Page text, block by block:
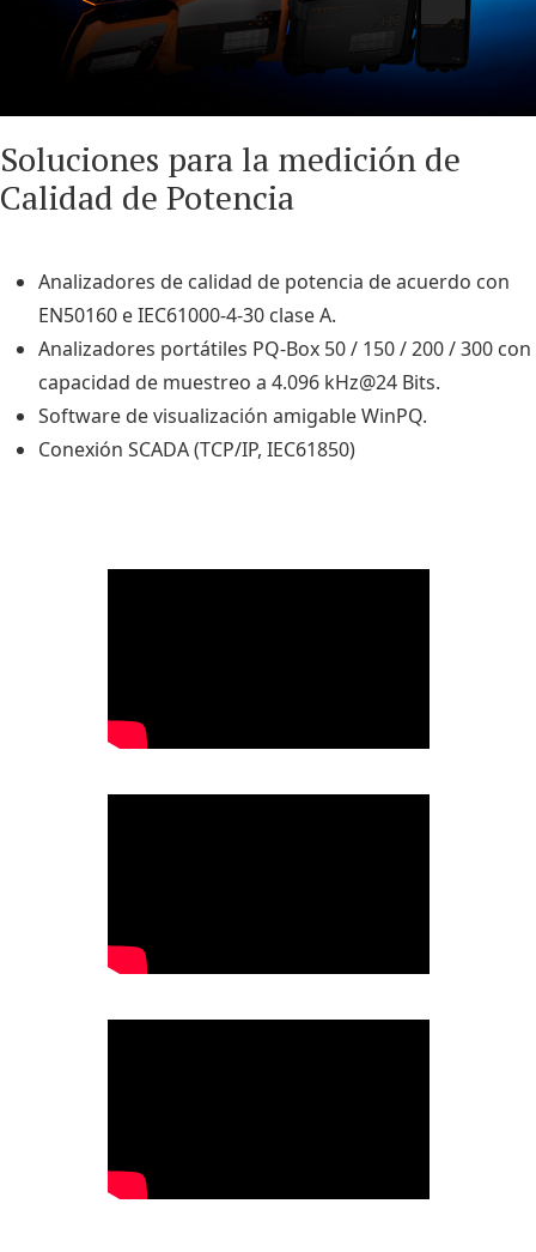
Soluciones para la medición de
Calidad de Potencia
Analizadores de calidad de potencia de acuerdo con
EN50160 e IEC61000-4-30 clase A.
Analizadores portátiles PQ-Box 50 / 150 / 200 / 300 con
capacidad de muestreo a 4.096 kHz@24 Bits.
Software de visualización amigable WinPQ.
Conexión SCADA (TCP/IP, IEC61850)